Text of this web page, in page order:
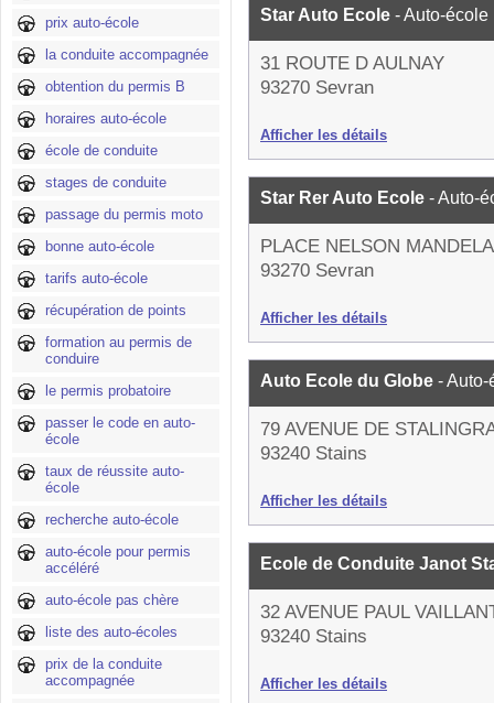
prix auto-école
la conduite accompagnée
obtention du permis B
horaires auto-école
école de conduite
stages de conduite
passage du permis moto
bonne auto-école
tarifs auto-école
récupération de points
formation au permis de
conduire
le permis probatoire
passer le code en auto-
école
taux de réussite auto-
école
recherche auto-école
auto-école pour permis
accéléré
auto-école pas chère
liste des auto-écoles
prix de la conduite
accompagnée
Star Auto Ecole - Auto-école
31 ROUTE D AULNAY
93270 Sevran
Afficher les détails
Star Rer Auto Ecole - Auto-
PLACE NELSON MANDELA
93270 Sevran
Afficher les détails
Auto Ecole du Globe - Auto-
79 AVENUE DE
93240 Stains
Afficher les détails
Ecole de Conduite Janot
32 AVENUE PAUL
93240 Stains
Afficher les détails